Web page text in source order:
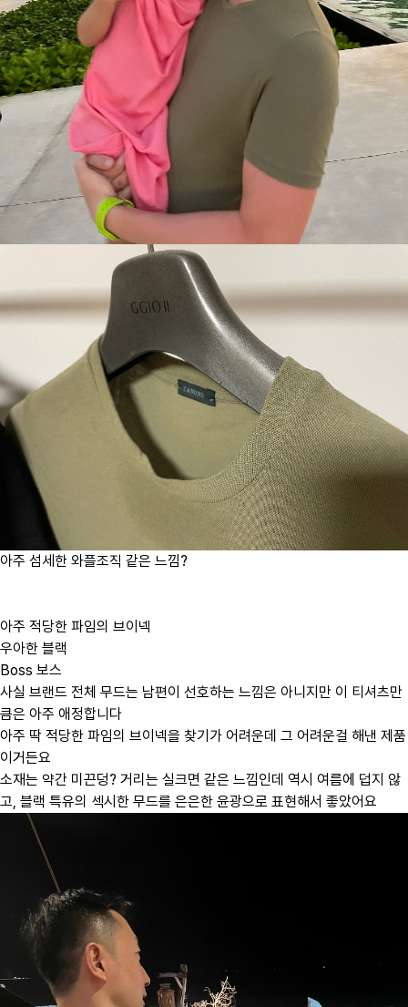
아주 섬세한 와플조직 같은 느낌?
아주 적당한 파임의 브이넥
우아한 블랙
Boss 보스
사실 브랜드 전체 무드는 남편이 선호하는 느낌은 아니지만 이 티셔츠만
큼은 아주 애정합니다
아주 딱 적당한 파임의 브이넥을 찾기가 어려운데 그 어려운걸 해낸 제품
이거든요
소재는 약간 미끈덩? 거리는 실크면 같은 느낌인데 역시 여름에 덥지 않
고, 블랙 특유의 섹시한 무드를 은은한 윤광으로 표현해서 좋았어요